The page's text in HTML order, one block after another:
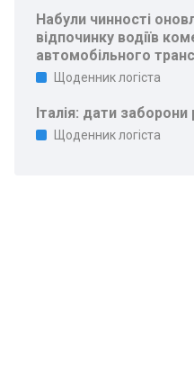
Набули чинності
відпочинку водіїв
автомобільного
Щоденник логіста
Італія: дати
Щоденник логіста